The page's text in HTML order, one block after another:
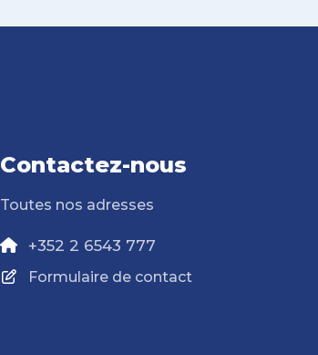
Contactez-nous
Toutes nos adresses
+352 2 6543 777
Formulaire de contact